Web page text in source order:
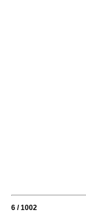
6 / 1002